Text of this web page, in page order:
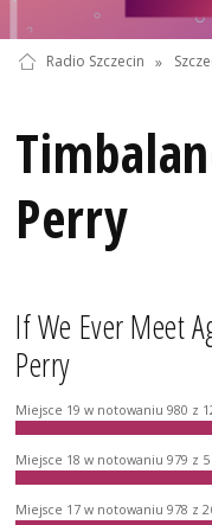
Radio Szczecin »
Perry
If We Ever Meet
Perry
Miejsce 19 w notowaniu 980 z
Miejsce 18 w notowaniu 979 z
Miejsce 17 w notowaniu 978 z